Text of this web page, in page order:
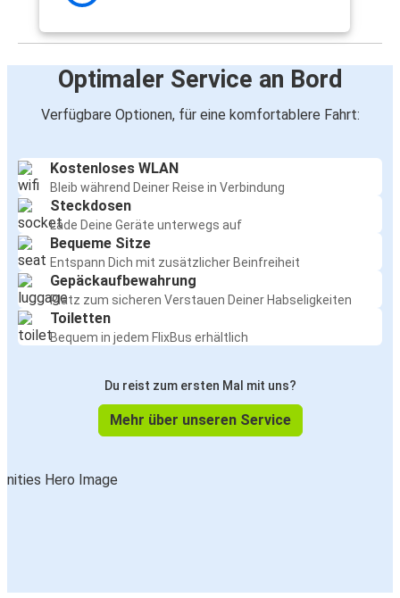
Optimaler Service an Bord
Verfügbare Optionen, für eine komfortablere Fahrt:
Kostenloses WLAN
Bleib während Deiner Reise in Verbindung
Steckdosen
Lade Deine Geräte unterwegs auf
Bequeme Sitze
Entspann Dich mit zusätzlicher Beinfreiheit
Gepäckaufbewahrung
Platz zum sicheren Verstauen Deiner Habseligkeiten
Toiletten
Bequem in jedem FlixBus erhältlich
Du reist zum ersten Mal mit uns?
Mehr über unseren Service